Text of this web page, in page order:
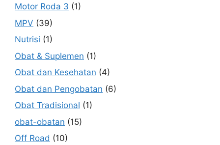
Motor Roda 3 (1)
MPV (39)
Nutrisi (1)
Obat & Suplemen (1)
Obat dan Kesehatan (4)
Obat dan Pengobatan (6)
Obat Tradisional (1)
obat-obatan (15)
Off Road (10)